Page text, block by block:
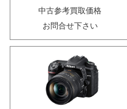
中古参考買取価格
お問合せ下さい